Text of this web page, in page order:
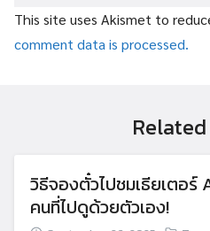
Search
This site uses Akismet to
comment data is processed.
วิธีจองตั๋วไปชมเธียเตอร์
คนที่ไปดูด้วยตัวเอง!